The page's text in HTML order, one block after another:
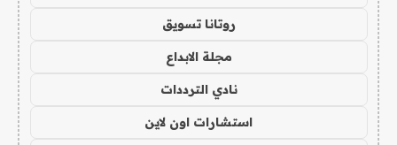
روتانا تسويق
مجلة الابداع
نادي الترددات
استشارات اون لاين